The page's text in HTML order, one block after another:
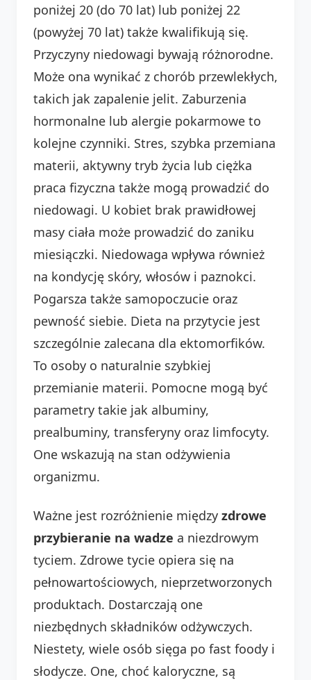
poniżej 20 (do 70 lat) lub poniżej 22
(powyżej 70 lat) także kwalifikują się.
Przyczyny niedowagi bywają różnorodne.
Może ona wynikać z chorób przewlekłych,
takich jak zapalenie jelit. Zaburzenia
hormonalne lub alergie pokarmowe to
kolejne czynniki. Stres, szybka przemiana
materii, aktywny tryb życia lub ciężka
praca fizyczna także mogą prowadzić do
niedowagi. U kobiet brak prawidłowej
masy ciała może prowadzić do zaniku
miesiączki. Niedowaga wpływa również
na kondycję skóry, włosów i paznokci.
Pogarsza także samopoczucie oraz
pewność siebie. Dieta na przytycie jest
szczególnie zalecana dla ektomorfików.
To osoby o naturalnie szybkiej
przemianie materii. Pomocne mogą być
parametry takie jak albuminy,
prealbuminy, transferyny oraz limfocyty.
One wskazują na stan odżywienia
organizmu.
Ważne jest rozróżnienie między zdrowe
przybieranie na wadze a niezdrowym
tyciem. Zdrowe tycie opiera się na
pełnowartościowych, nieprzetworzonych
produktach. Dostarczają one
niezbędnych składników odżywczych.
Niestety, wiele osób sięga po fast foody i
słodycze. One, choć kaloryczne, są